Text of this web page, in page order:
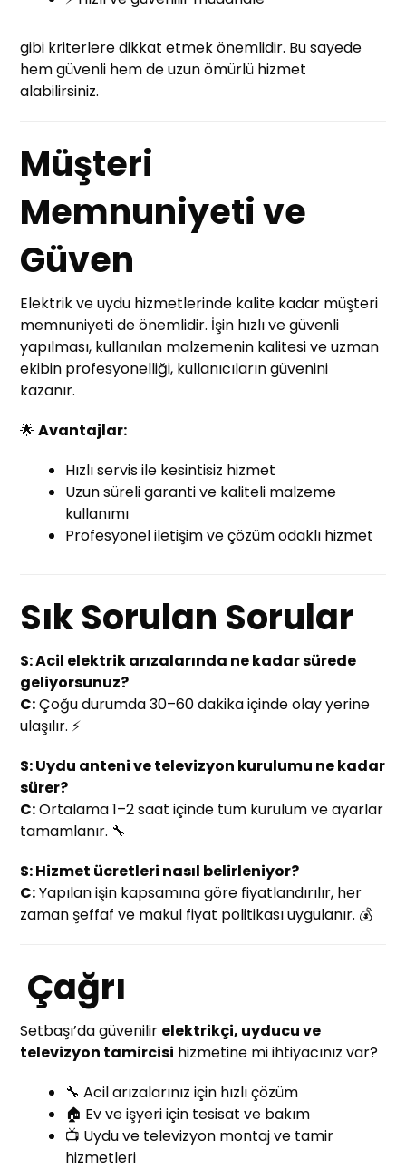
gibi kriterlere dikkat etmek önemlidir. Bu sayede
hem güvenli hem de uzun ömürlü hizmet
alabilirsiniz.
Müşteri
Memnuniyeti ve
Güven
Elektrik ve uydu hizmetlerinde kalite kadar müşteri
memnuniyeti de önemlidir. İşin hızlı ve güvenli
yapılması, kullanılan malzemenin kalitesi ve uzman
ekibin profesyonelliği, kullanıcıların güvenini
kazanır.
🌟Avantajlar:
Hızlı servis ile kesintisiz hizmet
Uzun süreli garanti ve kaliteli malzeme
kullanımı
Profesyonel iletişim ve çözüm odaklı hizmet
Sık Sorulan Sorular
S: Acil elektrik arızalarında ne kadar sürede
geliyorsunuz?
C:Çoğu durumda 30–60 dakika içinde olay yerine
ulaşılır. ⚡
S: Uydu anteni ve televizyon kurulumu ne kadar
sürer?
C:Ortalama 1–2 saat içinde tüm kurulum ve ayarlar
tamamlanır. 🔧
S: Hizmet ücretleri nasıl belirleniyor?
C:Yapılan işin kapsamına göre fiyatlandırılır, her
zaman şeffaf ve makul fiyat politikası uygulanır. 💰
Çağrı
Setbaşı’da güvenilir elektrikçi, uyducu ve
televizyon tamircisi hizmetine mi ihtiyacınız var?
🔧 Acil arızalarınız için hızlı çözüm
🏠 Ev ve işyeri için tesisat ve bakım
📺 Uydu ve televizyon montaj ve tamir
hizmetleri